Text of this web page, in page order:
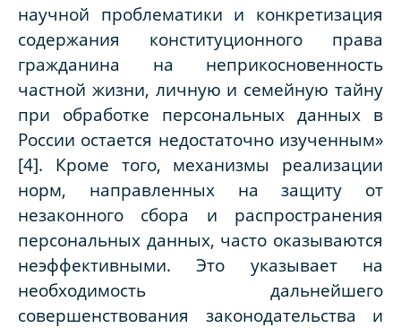
научной проблематики и конкретизация
содержания конституционного права
гражданина на неприкосновенность
частной жизни, личную и семейную тайну
при обработке персональных данных в
России остается недостаточно изученным»
[4]. Кроме того, механизмы реализации
норм, направленных на защиту от
незаконного сбора и распространения
персональных данных, часто оказываются
неэффективными. Это указывает на
необходимость дальнейшего
совершенствования законодательства и